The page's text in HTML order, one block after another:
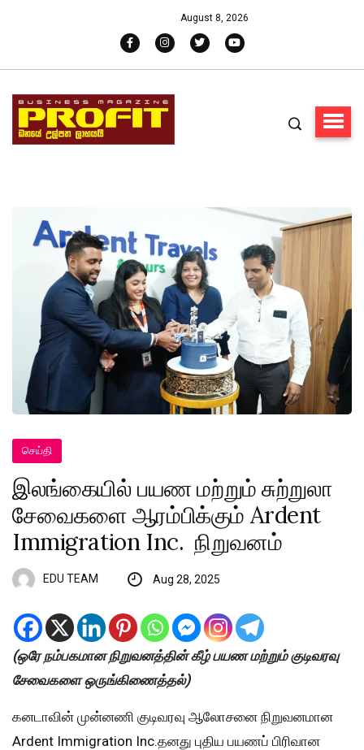
August 8, 2026
செய்தி
இலங்கையில் பயண மற்றும் சுற்றுலா
சேவைகளை ஆரம்பிக்கும் Ardent
Immigration Inc. நிறுவனம்
EDU TEAM Aug 28, 2025
(ஒரே நம்பகமான நிறுவனத்தின் கீழ் பயண மற்றும் குடிவரவு
சேவைகளை ஒருங்கிணைத்தல்)
கனடாவின் முன்னணி குடிவரவு ஆலோசனை நிறுவனமான
Ardent Immigration Inc.தனது புதிய பயணப் பிரிவான